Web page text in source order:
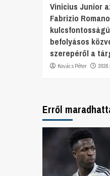
Vinicius Junior
Fabrizio Romano
befolyásos
szerepéről a
Kovács Péter
Erről